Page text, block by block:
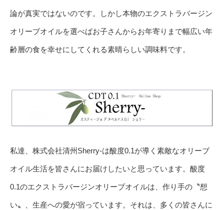
論が真実ではないのです。しかし本物のエクストラバージン
オリーブオイルを選べばお子さんからお年寄りまで幅広い年
齢層の食を幸せにしてくれる素晴らしい調味料です。
私達、株式会社清州Sherry-は酸度0.1が導く素敵なオリーブ
オイル生活を皆さんにお届けしたいと思っています。酸度
0.1のエクストラバージンオリーブオイルは、作り手の〝想
い〟、生産への愛が宿っています。それは、多くの皆さんに